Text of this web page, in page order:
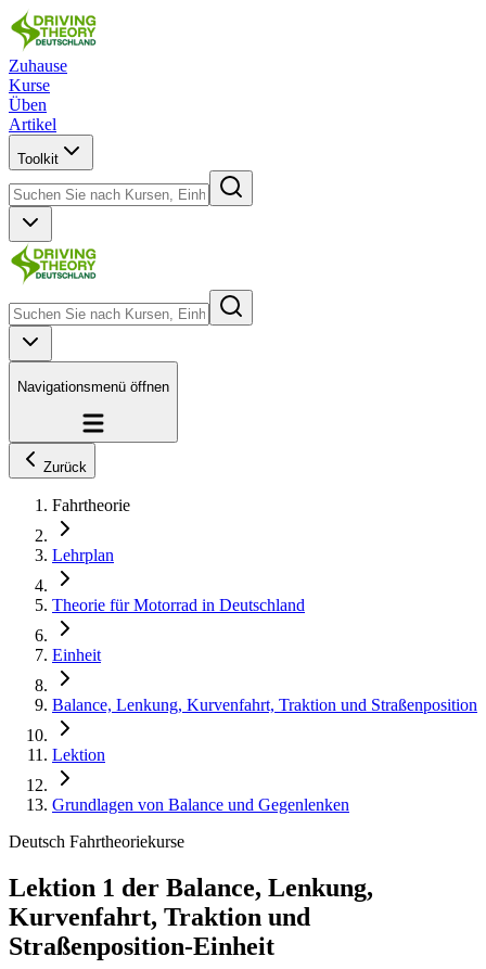
Zuhause
Kurse
Üben
Artikel
Toolkit
Navigationsmenü öffnen
Zurück
Fahrtheorie
Lehrplan
Theorie für Motorrad in Deutschland
Einheit
Balance, Lenkung, Kurvenfahrt, Traktion und Straßenposition
Lektion
Grundlagen von Balance und Gegenlenken
Deutsch Fahrtheoriekurse
Lektion 1 der Balance, Lenkung,
Kurvenfahrt, Traktion und
Straßenposition-Einheit